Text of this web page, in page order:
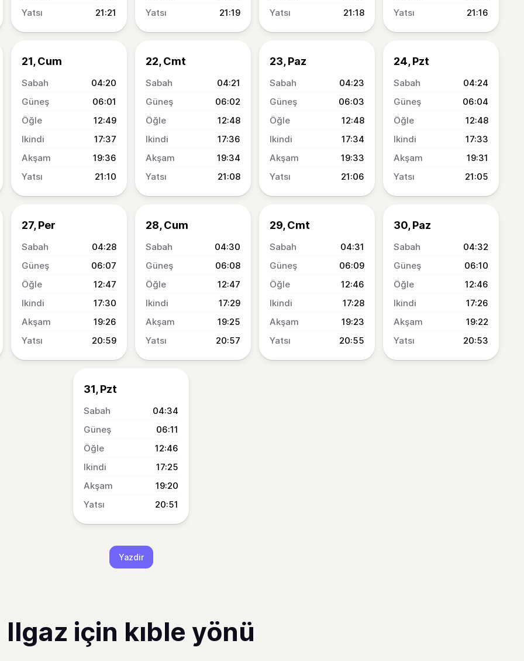
21:21
21:19
21:18
21:16
21, Cum
04:20
06:01
12:49
17:37
19:36
21:10
22, Cmt
04:21
06:02
12:48
17:36
19:34
21:08
23, Paz
04:23
06:03
12:48
17:34
19:33
21:06
24, Pzt
04:24
06:04
12:48
17:33
19:31
21:05
27, Per
04:28
06:07
12:47
17:30
19:26
20:59
28, Cum
04:30
06:08
12:47
17:29
19:25
20:57
29, Cmt
04:31
06:09
12:46
17:28
19:23
20:55
30, Paz
04:32
06:10
12:46
17:26
19:22
20:53
31, Pzt
04:34
06:11
12:46
17:25
19:20
20:51
Yazdir
Ilgaz için kıble yönü